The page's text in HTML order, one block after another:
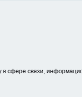
сфере связи,